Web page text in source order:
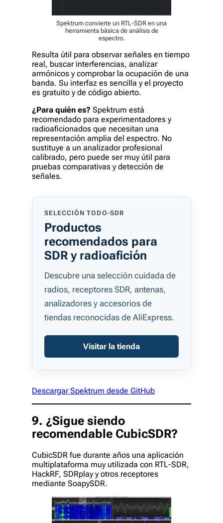
Spektrum convierte un RTL-SDR en una
herramienta básica de análisis de
espectro.
Resulta útil para observar señales en tiempo
real, buscar interferencias, analizar
armónicos y comprobar la ocupación de una
banda. Su interfaz es sencilla y el proyecto
es gratuito y de código abierto.
¿Para quién es? Spektrum está
recomendado para experimentadores y
radioaficionados que necesitan una
representación amplia del espectro. No
sustituye a un analizador profesional
calibrado, pero puede ser muy útil para
pruebas comparativas y detección de
señales.
SELECCIÓN TODO-SDR
Productos
recomendados para
SDR y radioafición
Descubre una selección cuidada de
radios, receptores SDR, antenas,
analizadores y accesorios de
tiendas reconocidas de AliExpress.
Visitar la tienda
Descargar Spektrum desde GitHub
9. ¿Sigue siendo
recomendable CubicSDR?
CubicSDR fue durante años una aplicación
multiplataforma muy utilizada con RTL-SDR,
HackRF, SDRplay y otros receptores
mediante SoapySDR.